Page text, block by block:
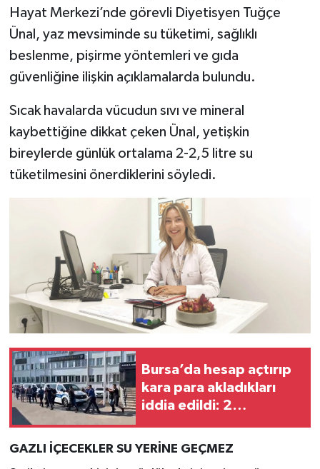
Hayat Merkezi’nde görevli Diyetisyen Tuğçe
Ünal, yaz mevsiminde su tüketimi, sağlıklı
beslenme, pişirme yöntemleri ve gıda
güvenliğine ilişkin açıklamalarda bulundu.
Sıcak havalarda vücudun sıvı ve mineral
kaybettiğine dikkat çeken Ünal, yetişkin
bireylerde günlük ortalama 2-2,5 litre su
tüketilmesini önerdiklerini söyledi.
Bursa’da hesap açtırıp
kara para akladıkları
iddia edildi: 2
GAZLI İÇECEKLER SU YERİNE GEÇMEZ